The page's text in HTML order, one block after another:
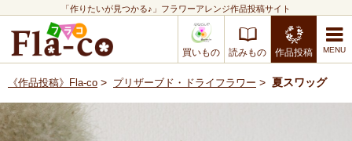
「作りたいが見つかる♪」フラワーアレンジ作品投稿サイト
買いもの 読みもの 作品投稿
《作品投稿》Fla-co > プリザーブド・ドライフラワー > 夏スワッグ